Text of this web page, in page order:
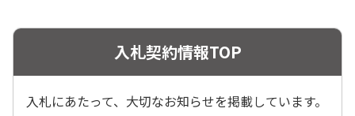
入札契約情報TOP
入札にあたって、大切なお知らせを掲載しています。